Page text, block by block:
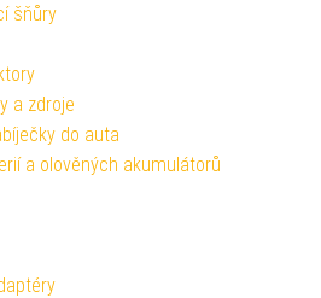
šňůry
a zdroje
do auta
a olověných akumulátorů